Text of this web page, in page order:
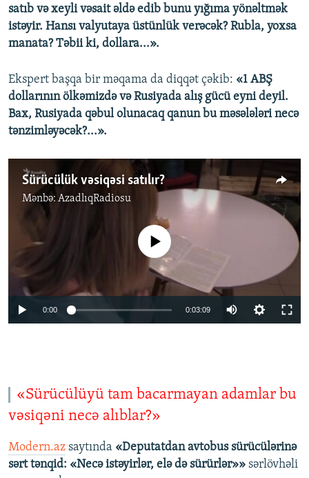
satıb və xeyli vəsait əldə edib bunu yığıma yönəltmək
istəyir. Hansı valyutaya üstünlük verəcək? Rubla, yoxsa
manata? Təbii ki, dollara...».
Ekspert başqa bir məqama da diqqət çəkib: «1 ABŞ
dollarının ölkəmizdə və Rusiyada alış gücü eyni deyil.
Bax, Rusiyada qəbul olunacaq qanun bu məsələləri necə
tənzimləyəcək?...».
Sürücülük vəsiqəsi satılır?
Mənbə: AzadlıqRadiosu
No media source currently available
0:00 0:03:09
«Sürücülüyü tam bacarmayan adamlar bu
vəsiqəni necə alıblar?»
Modern.az saytında «Deputatdan avtobus sürücülərinə
sərt tənqid: «Necə istəyirlər, elə də sürürlər»» sərlövhəli